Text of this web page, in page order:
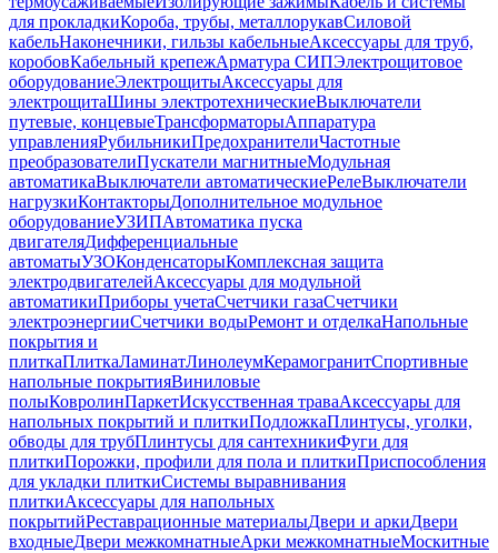
для прокладкиКороба, трубы, металлорукавСиловой
кабельНаконечники, гильзы кабельныеАксессуары для труб,
коробовКабельный крепежАрматура СИПЭлектрощитовое
оборудованиеЭлектрощитыАксессуары для
электрощитаШины электротехническиеВыключатели
путевые, концевыеТрансформаторыАппаратура
управленияРубильникиПредохранителиЧастотные
преобразователиПускатели магнитныеМодульная
автоматикаВыключатели автоматическиеРелеВыключатели
нагрузкиКонтакторыДополнительное модульное
оборудованиеУЗИПАвтоматика пуска
двигателяДифференциальные
автоматыУЗОКонденсаторыКомплексная защита
электродвигателейАксессуары для модульной
автоматикиПриборы учетаСчетчики газаСчетчики
электроэнергииСчетчики водыРемонт и отделкаНапольные
покрытия и
плиткаПлиткаЛаминатЛинолеумКерамогранитСпортивные
напольные покрытияВиниловые
полыКовролинПаркетИскусственная траваАксессуары для
напольных покрытий и плиткиПодложкаПлинтусы, уголки,
обводы для трубПлинтусы для сантехникиФуги для
плиткиПорожки, профили для пола и плиткиПриспособления
для укладки плиткиСистемы выравнивания
плиткиАксессуары для напольных
покрытийРеставрационные материалыДвери и аркиДвери
входныеДвери межкомнатныеАрки межкомнатныеМоскитные